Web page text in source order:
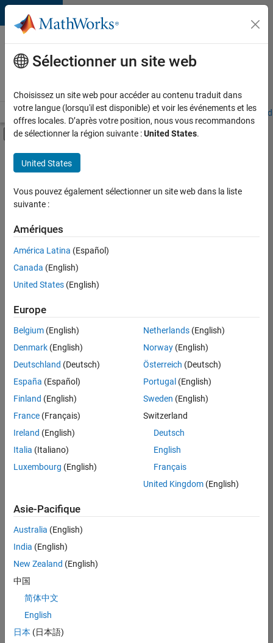
Passer au contenu
Votre
carrière
chez
Accueil Explorer nos opportunités Adresses de nos bureaux
Activer/désactiver l'affichage du menu
Contenu principal
FILTRER PAR
Technologies de l’information
Opérations commerciales
Services marketing
Actuellement,
aucune
offre
d'emploi
correspondant
à vos
critères
de
recherche.
Vous
pouvez
élargir
votre
recherche
ou
afficher
l’ensemble
d'emploi.
malgré
tout
vous
trouvez
pas
d'offre
corresponde
Sélectionner un site web
Choisissez un site web pour accéder au contenu traduit dans
votre langue (lorsqu'il est disponible) et voir les événements et les
offres locales. D’après votre position, nous vous recommandons
de sélectionner la région suivante :United States.
United States
Vous pouvez également sélectionner un site web dans la liste
suivante :
Amériques
América Latina (Español)
Canada (English)
United States (English)
Europe
Belgium (English)
Denmark (English)
Deutschland (Deutsch)
España (Español)
Finland (English)
France (Français)
Ireland (English)
Italia (Italiano)
Luxembourg (English)
Netherlands(English)
Norway(English)
Österreich (Deutsch)
Portugal (English)
Sweden (English)
Switzerland
Deutsch
English
Français
United Kingdom(English)
Asie-Pacifique
Australia (English)
India (English)
New Zealand (English)
中国
简体中文
English
日本 (日本語)